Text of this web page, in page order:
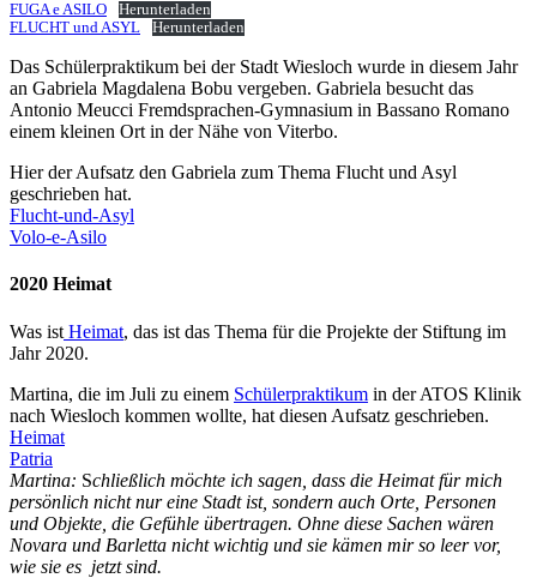
FUGA e ASILO
Herunterladen
FLUCHT und ASYL
Herunterladen
Das Schülerpraktikum bei der Stadt Wiesloch wurde in diesem Jahr
an Gabriela Magdalena Bobu vergeben. Gabriela besucht das
Antonio Meucci Fremdsprachen-Gymnasium in Bassano Romano
einem kleinen Ort in der Nähe von Viterbo.
Hier der Aufsatz den Gabriela zum Thema Flucht und Asyl
geschrieben hat.
Flucht-und-Asyl
Volo-e-Asilo
2020 Heimat
Was ist Heimat, das ist das Thema für die Projekte der Stiftung im
Jahr 2020.
Martina, die im Juli zu einem Schülerpraktikum in der ATOS Klinik
nach Wiesloch kommen wollte, hat diesen Aufsatz geschrieben.
Heimat
Patria
Martina: Schließlich möchte ich sagen, dass die Heimat für mich
persönlich nicht nur eine Stadt ist, sondern auch Orte, Personen
und Objekte, die Gefühle übertragen. Ohne diese Sachen wären
Novara und Barletta nicht wichtig und sie kämen mir so leer vor,
wie sie es jetzt sind.